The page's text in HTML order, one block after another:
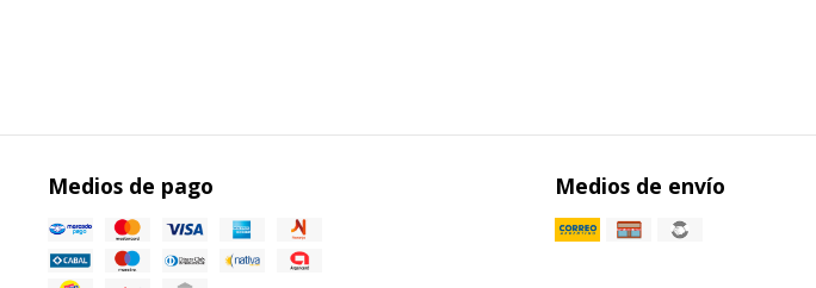
Medios de pago Medios de envío